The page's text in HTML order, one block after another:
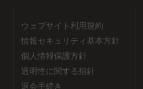
ウェブサイト利用規約
情報セキュリティ基本方針
個人情報保護方針
透明性に関する指針
退会手続き